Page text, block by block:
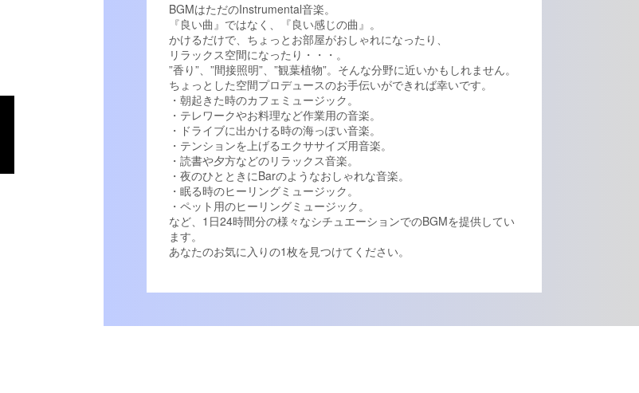
BGMはただのInstrumental音楽。
『良い曲』ではなく、『良い感じの曲』。
かけるだけで、ちょっとお部屋がおしゃれになったり、
リラックス空間になったり・・・。
”香り”、”間接照明”、”観葉植物”。そんな分野に近いかもしれません。
ちょっとした空間プロデュースのお手伝いができれば幸いです。
・朝起きた時のカフェミュージック。
・テレワークやお料理など作業用の音楽。
・ドライブに出かける時の海っぽい音楽。
・テンションを上げるエクササイズ用音楽。
・読書や夕方などのリラックス音楽。
・夜のひとときにBarのようなおしゃれな音楽。
・眠る時のヒーリングミュージック。
・ペット用のヒーリングミュージック。
など、1日24時間分の様々なシチュエーションでのBGMを提供してい
ます。
あなたのお気に入りの1枚を見つけてください。